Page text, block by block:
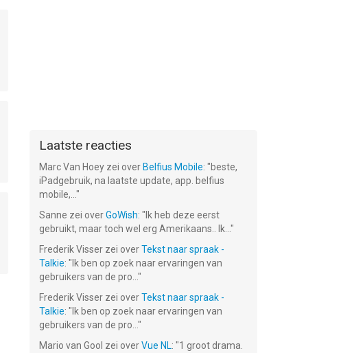
Laatste reacties
Marc Van Hoey zei over Belfius Mobile: "beste,
iPadgebruik, na laatste update, app. belfius
mobile,... "
Sanne zei overGoWish: " Ik heb deze eerst
gebruikt, maar toch wel erg Amerikaans.. Ik... "
Frederik Visser zei overTekst naar spraak -
Talkie: " Ik ben op zoek naar ervaringen van
gebruikers van de pro... "
Frederik Visser zei overTekst naar spraak -
Talkie: " Ik ben op zoek naar ervaringen van
gebruikers van de pro... "
Mario van Gool zei overVue NL: "1 groot drama.